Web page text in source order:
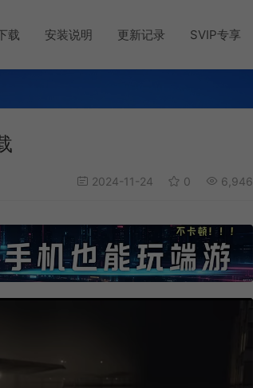
载 安装说明 更新记录 SVIP专享
2024-11-24 0 6,946